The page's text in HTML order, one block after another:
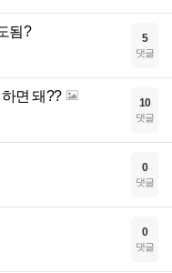
됨? 5
댓글
면 돼?? 10
댓글
0
댓글
0
댓글